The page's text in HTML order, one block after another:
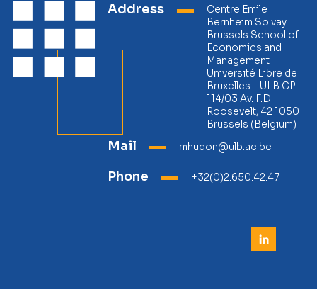
Address
Centre Emile
Bernheim Solvay
Brussels School of
Economics and
Management
Université Libre de
Bruxelles - ULB CP
114/03 Av. F.D.
Roosevelt, 42 1050
Brussels (Belgium)
Mail mhudon@ulb.ac.be
Phone +32(0)2.650.42.47